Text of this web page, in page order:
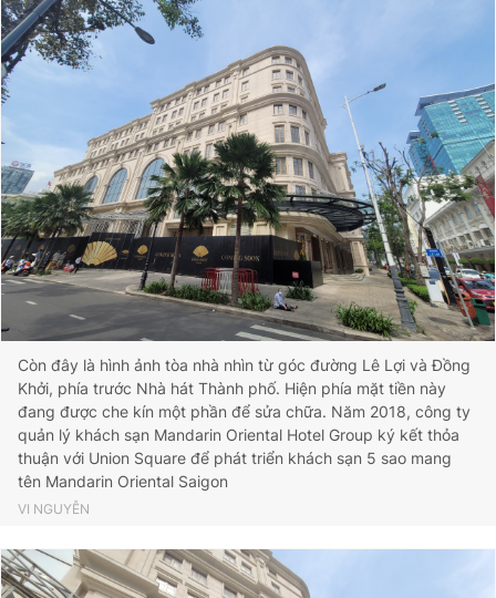
Còn đây là hình ảnh tòa nhà nhìn từ góc đường Lê Lợi và Đồng
Khởi, phía trước Nhà hát Thành phố. Hiện phía mặt tiền này
đang được che kín một phần để sửa chữa. Năm 2018, công ty
quản lý khách sạn Mandarin Oriental Hotel Group ký kết thỏa
thuận với Union Square để phát triển khách sạn 5 sao mang
tên Mandarin Oriental Saigon
VI NGUYỄN